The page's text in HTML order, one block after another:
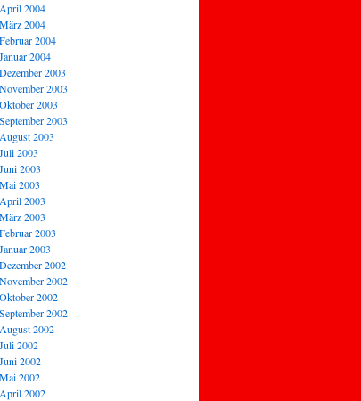
April 2004
März 2004
Februar 2004
Januar 2004
Dezember 2003
November 2003
Oktober 2003
September 2003
August 2003
Juli 2003
Juni 2003
Mai 2003
April 2003
März 2003
Februar 2003
Januar 2003
Dezember 2002
November 2002
Oktober 2002
September 2002
August 2002
Juli 2002
Juni 2002
Mai 2002
April 2002